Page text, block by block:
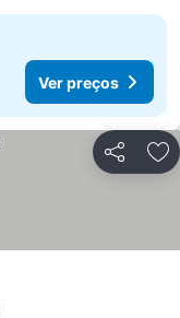
Ver preços
Partilhar